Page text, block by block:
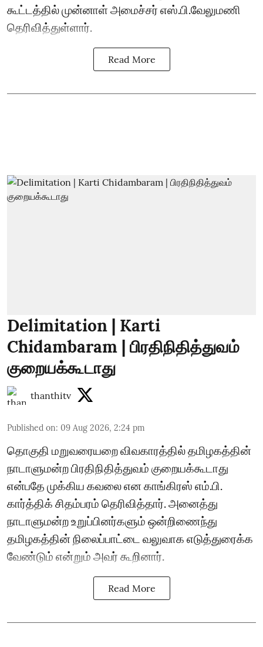
கூட்டத்தில் முன்னாள் அமைச்சர் எஸ்.பி.வேலுமணி
தெரிவித்துள்ளார்.
Read More
Delimitation | Karti
Chidambaram | பிரதிநிதித்துவம்
குறையக்கூடாது
thanthitv
Published on: 09 Aug 2026, 2:24 pm
தொகுதி மறுவரையறை விவகாரத்தில் தமிழகத்தின்
நாடாளுமன்ற பிரதிநிதித்துவம் குறையக்கூடாது
என்பதே முக்கிய கவலை என காங்கிரஸ் எம்.பி.
கார்த்திக் சிதம்பரம் தெரிவித்தார். அனைத்து
நாடாளுமன்ற உறுப்பினர்களும் ஒன்றிணைந்து
தமிழகத்தின் நிலைப்பாட்டை வலுவாக எடுத்துரைக்க
வேண்டும் என்றும் அவர் கூறினார்.
Read More